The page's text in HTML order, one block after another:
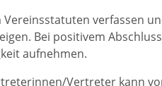
verfassen
Bei positivem
aufnehmen.
Vertreter kann